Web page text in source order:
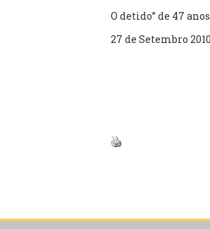
O detido” de 47
27 de Setembro 2010